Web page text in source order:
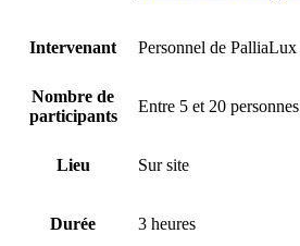
Intervenant Personnel de PalliaLux
Nombre de
participants
Entre 5 et 20 personnes
Lieu Sur site
Durée 3 heures